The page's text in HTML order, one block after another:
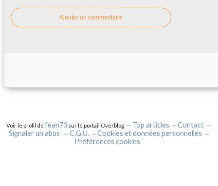
Ajouter un commentaire
Voir le profil defean73 sur le portail Overblog Top articles
Contact
Signaler un abus
C.G.U.
Cookies et données personnelles
Préférences cookies